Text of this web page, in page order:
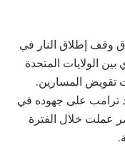
وقف إطلاق النار في
الولايات المتحدة
تقويض المسارين.
ترامب على جهوده في
عملت خلال الفترة